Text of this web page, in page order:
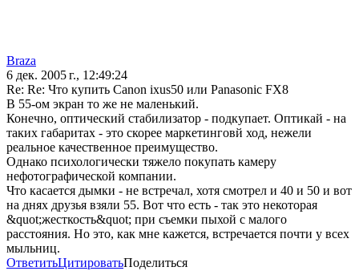
Braza
6 дек. 2005 г., 12:49:24
Re: Re: Что купить Canon ixus50 или Panasonic FX8
В 55-ом экран то же не маленький.
Конечно, оптический стабилизатор - подкупает. Оптикай - на
таких габаритах - это скорее маркетинговй ход, нежели
реальное качественное преимущество.
Однако психологически тяжело покупать камеру
нефотографической компании.
Что касается дымки - не встречал, хотя смотрел и 40 и 50 и вот
на днях друзья взяли 55. Вот что есть - так это некоторая
&quot;жесткость&quot; при съемки пыхой с малого
расстояния. Но это, как мне кажется, встречается почти у всех
мыльниц.
ОтветитьЦитироватьПоделиться